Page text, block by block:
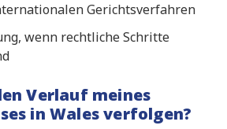
Gerichtsverfahren
wenn rechtliche Schritte
Verlauf meines
in Wales verfolgen?